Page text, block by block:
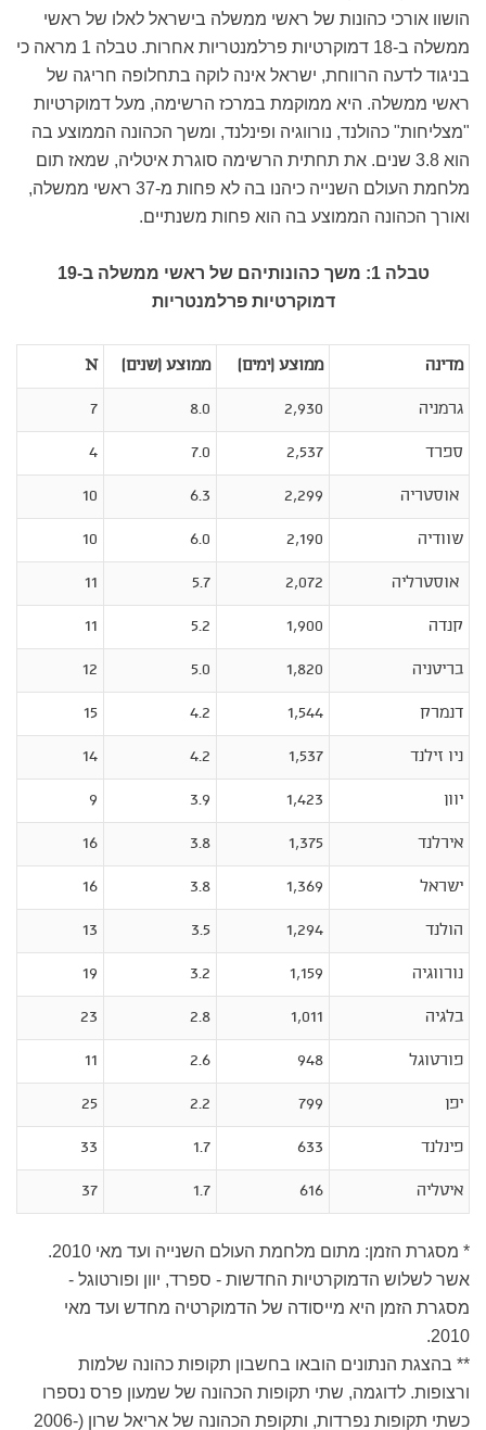
הושוו אורכי כהונות של ראשי ממשלה בישראל לאלו של ראשי
ממשלה ב-18 דמוקרטיות פרלמנטריות אחרות. טבלה 1 מראה כי
בניגוד לדעה הרווחת, ישראל אינה לוקה בתחלופה חריגה של
ראשי ממשלה. היא ממוקמת במרכז הרשימה, מעל דמוקרטיות
"מצליחות" כהולנד, נורווגיה ופינלנד, ומשך הכהונה הממוצע בה
הוא 3.8 שנים. את תחתית הרשימה סוגרת איטליה, שמאז תום
מלחמת העולם השנייה כיהנו בה לא פחות מ-37 ראשי ממשלה,
ואורך הכהונה הממוצע בה הוא פחות משנתיים.
טבלה 1: משך כהונותיהם של ראשי ממשלה ב-19
דמוקרטיות פרלמנטריות
מדינה ממוצע (ימים) ממוצע (שנים)
N
גרמניה
2,930
8.0
7
ספרד
2,537
7.0
4
אוסטריה
2,299
6.3
10
שוודיה
2,190
6.0
10
אוסטרליה
2,072
5.7
11
קנדה
1,900
5.2
11
בריטניה
1,820
5.0
12
דנמרק
1,544
4.2
15
ניו זילנד
1,537
4.2
14
יוון
1,423
3.9
9
אירלנד
1,375
3.8
16
ישראל
1,369
3.8
16
הולנד
1,294
3.5
13
נורווגיה
1,159
3.2
19
בלגיה
1,011
2.8
23
פורטוגל
948
2.6
11
יפן
799
2.2
25
פינלנד
633
1.7
33
איטליה
616
1.7
37
* מסגרת הזמן: מתום מלחמת העולם השנייה ועד מאי 2010.
אשר לשלוש הדמוקרטיות החדשות - ספרד, יוון ופורטוגל -
מסגרת הזמן היא מייסודה של הדמוקרטיה מחדש ועד מאי
2010.
** בהצגת הנתונים הובאו בחשבון תקופות כהונה שלמות
ורצופות. לדוגמה, שתי תקופות הכהונה של שמעון פרס נספרו
כשתי תקופות נפרדות, ותקופת הכהונה של אריאל שרון (2006-